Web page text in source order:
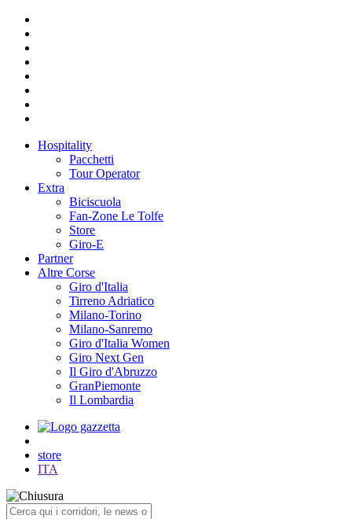
Hospitality
Pacchetti
Tour Operator
Extra
Biciscuola
Fan-Zone Le Tolfe
Store
Giro-E
Partner
Altre Corse
Giro d'Italia
Tirreno Adriatico
Milano-Torino
Milano-Sanremo
Giro d'Italia Women
Giro Next Gen
Il Giro d'Abruzzo
GranPiemonte
Il Lombardia
store
ITA